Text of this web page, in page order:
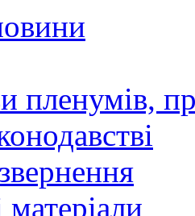
пленумів,
матеріали